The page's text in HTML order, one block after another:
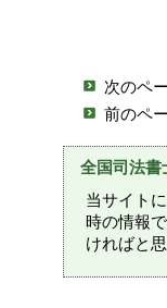
次のペ
前のペ
全国司法書
当サイト
時の情報
ければと